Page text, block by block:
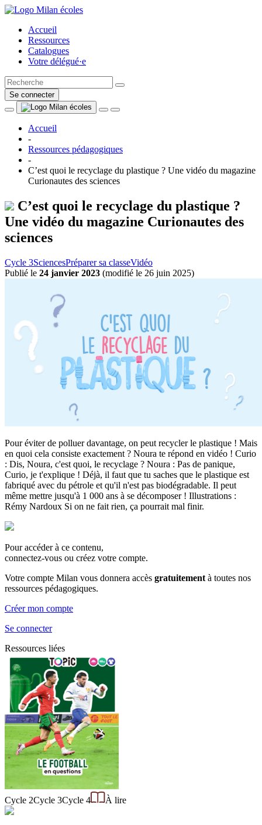
Accueil
Ressources
Catalogues
Votre délégué·e
Se connecter
Accueil
-
Ressources pédagogiques
-
C’est quoi le recyclage du plastique ? Une vidéo du magazine
Curionautes des sciences
C’est quoi le recyclage du plastique ?
Une vidéo du magazine Curionautes des
sciences
Cycle 3SciencesPréparer sa classeVidéo
Publié le 24 janvier 2023 (modifié le 26 juin 2025)
Pour éviter de polluer davantage, on peut recycler le plastique ! Mais
en quoi cela consiste exactement ? Noura te répond en vidéo ! Curio
: Dis, Noura, c'est quoi, le recyclage ? Noura : Pas de panique,
Curio, je t'explique ! Déjà, il faut que tu saches que le plastique est
fabriqué avec du pétrole et qu'il n'est pas biodégradable. Il peut
même mettre jusqu'à 1 000 ans à se décomposer ! Illustrations :
Rémy Nardoux Si on ne fait rien, ça pourrait mal finir.
Pour accéder à ce contenu,
connectez-vous ou créez votre compte.
Votre compte Milan vous donnera accès gratuitement à toutes nos
ressources pédagogiques.
Créer mon compte
Se connecter
Ressources liées
Cycle 2Cycle 3Cycle 4 À lire